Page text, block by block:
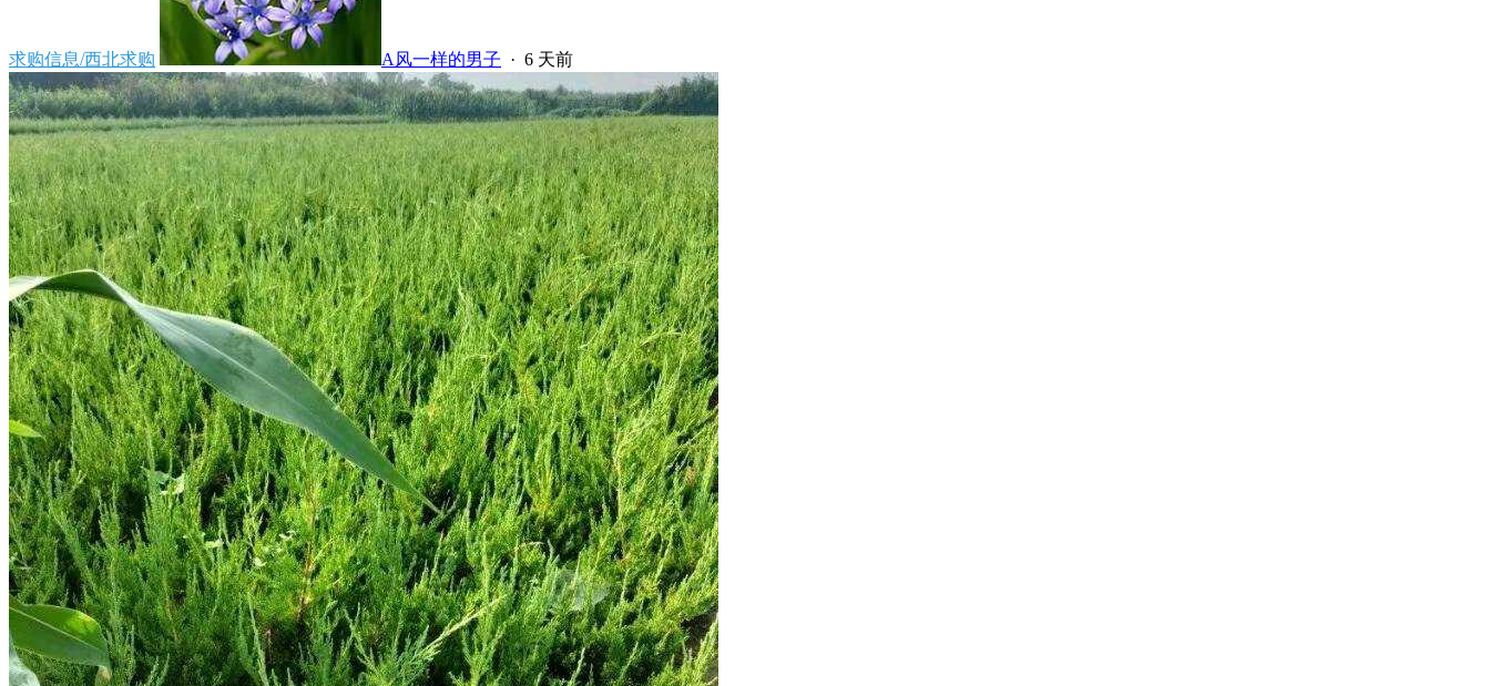
求购信息/西北求购 A风一样的男子 · 6 天前